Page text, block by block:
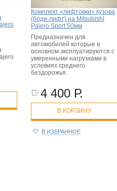
Комплект «лифтовки» кузова
(боди-лифт) на Mitsubishi
Pajero Sport 50мм
Предназначен для
автомобилей которые в
основном эксплуатируются с
умеренными нагрузками в
условиях среднего
бездорожья.
4 400 Р.
В КОРЗИНУ
В ИЗБРАННОЕ